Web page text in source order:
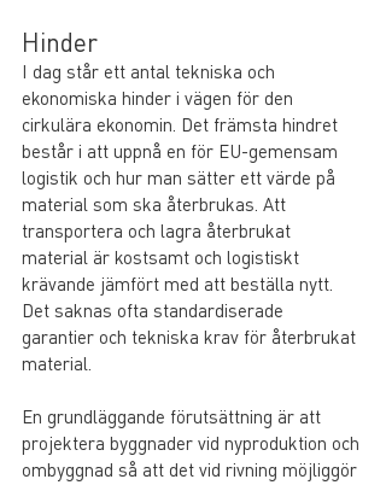
Hinder
I dag står ett antal tekniska och
ekonomiska hinder i vägen för den
cirkulära ekonomin. Det främsta hindret
består i att uppnå en för EU-gemensam
logistik och hur man sätter ett värde på
material som ska återbrukas. Att
transportera och lagra återbrukat
material är kostsamt och logistiskt
krävande jämfört med att beställa nytt.
Det saknas ofta standardiserade
garantier och tekniska krav för återbrukat
material.
En grundläggande förutsättning är att
projektera byggnader vid nyproduktion och
ombyggnad så att det vid rivning möjliggör